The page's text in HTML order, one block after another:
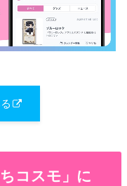
コスモ」に